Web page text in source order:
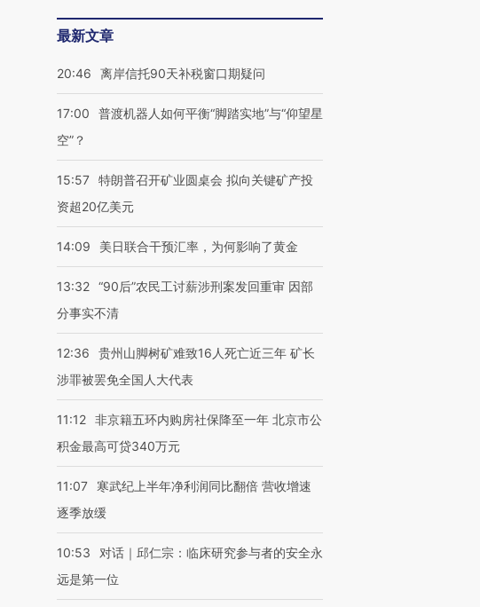
最新文章
20:46 离岸信托90天补税窗口期疑问
17:00
普渡机器人如何平衡“脚踏实地”与“仰望星
空”？
15:57 特朗普召开矿业圆桌会 拟向关键矿产投
资超20亿美元
14:09 美日联合干预汇率，为何影响了黄金
13:32 “90后”农民工讨薪涉刑案发回重审 因部
分事实不清
12:36
贵州山脚树矿难致16人死亡近三年 矿长
涉罪被罢免全国人大代表
11:12 非京籍五环内购房社保降至一年 北京市公
积金最高可贷340万元
11:07
寒武纪上半年净利润同比翻倍 营收增速
逐季放缓
10:53
对话｜邱仁宗：临床研究参与者的安全永
远是第一位